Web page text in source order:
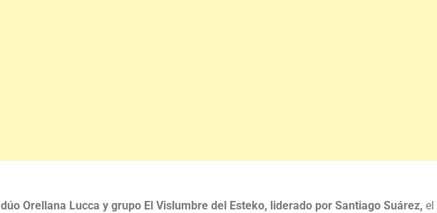
dúo Orellana Lucca y grupo El Vislumbre del Esteko, liderado por Santiago Suárez, el